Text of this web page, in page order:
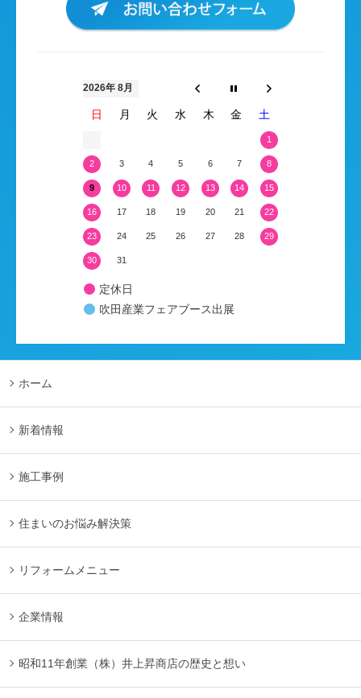
2026年 8月
日 月 火 水 木 金 土
1
2 3 4 5 6 7 8
9 10 11 12 13 14 15
16 17 18 19 20 21 22
23 24 25 26 27 28 29
30 31
定休日
吹田産業フェアブース出展
ホーム
新着情報
施工事例
住まいのお悩み解決策
リフォームメニュー
企業情報
昭和11年創業（株）井上昇商店の歴史と想い